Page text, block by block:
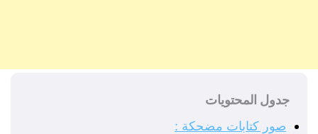
جدول المحتويات
صور كتابات مضحكة :